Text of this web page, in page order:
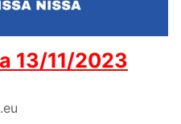
13/11/2023